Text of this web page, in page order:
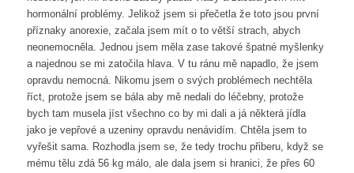
hormonální problémy. Jelikož jsem si přečetla že toto jsou první
příznaky anorexie, začala jsem mít o to větší strach, abych
neonemocněla. Jednou jsem měla zase takové špatné myšlenky
a najednou se mi zatočila hlava. V tu ránu mě napadlo, že jsem
opravdu nemocná. Nikomu jsem o svých problémech nechtěla
říct, protože jsem se bála aby mě nedali do léčebny, protože
bych tam musela jíst všechno co by mi dali a já některá jídla
jako je vepřové a uzeniny opravdu nenávidím. Chtěla jsem to
vyřešit sama. Rozhodla jsem se, že tedy trochu přiberu, když se
mému tělu zdá 56 kg málo, ale dala jsem si hranici, že přes 60